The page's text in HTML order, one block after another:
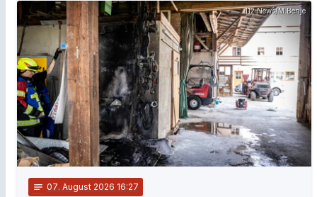
112 News/M.Benje
notes 07. August 2026 16:27